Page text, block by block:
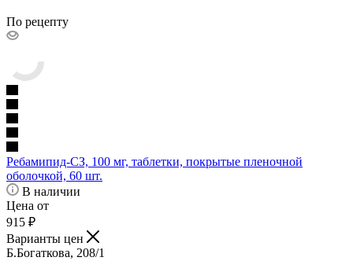
По рецепту
Ребамипид-СЗ, 100 мг, таблетки, покрытые пленочной
оболочкой, 60 шт.
В наличии
Цена от
915 ₽
Варианты цен
Б.Богаткова, 208/1